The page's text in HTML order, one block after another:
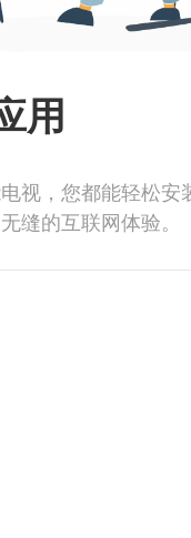
用
视，您都能轻松安
缝的互联网体验。